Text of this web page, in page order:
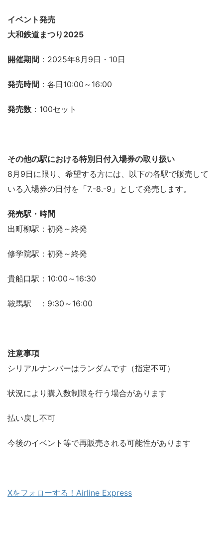
イベント発売
大和鉄道まつり2025
開催期間 ：2025年8月9日・10日
発売時間 ：各日10:00～16:00
発売数 ：100セット
その他の駅における特別日付入場券の取り扱い
8月9日に限り、希望する方には、以下の各駅で販売して
いる入場券の日付を「7.-8.-9」として発売します。
発売駅・時間
出町柳駅：初発～終発
修学院駅：初発～終発
貴船口駅：10:00～16:30
鞍馬駅 ：9:30～16:00
注意事項
シリアルナンバーはランダムです（指定不可）
状況により購入数制限を行う場合があります
払い戻し不可
今後のイベント等で再販売される可能性があります
Xをフォローする！Airline Express